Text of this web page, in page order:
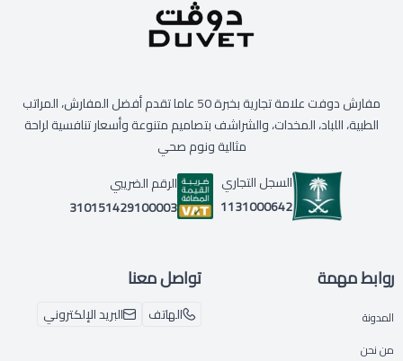
مفارش دوفت علامة تجارية بخبرة 50 عاما تقدم أفضل المفارش، المراتب
الطبية، اللباد، المخدات، والشراشف بتصاميم متنوعة وأسعار تنافسية لراحة
مثالية ونوم صحي
السجل التجاري
1131000642
الرقم الضريبي
310151429100003
روابط مهمة
المدونة
من نحن
تواصل معنا
الهاتف البريد الإلكتروني